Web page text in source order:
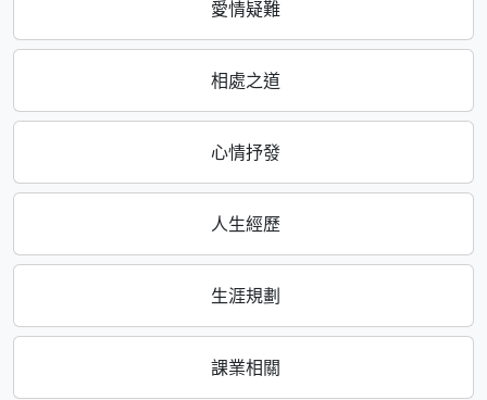
愛情疑難
相處之道
心情抒發
人生經歷
生涯規劃
課業相關